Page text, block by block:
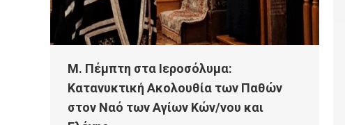
Μ. Πέμπτη στα Ιεροσόλυμα:
Κατανυκτική Ακολουθία των Παθών
στον Ναό των Αγίων Κών/νου και